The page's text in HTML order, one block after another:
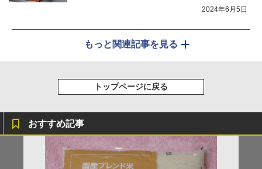
2024年6月5日
もっと関連記事を見る
トップページに戻る
おすすめ記事